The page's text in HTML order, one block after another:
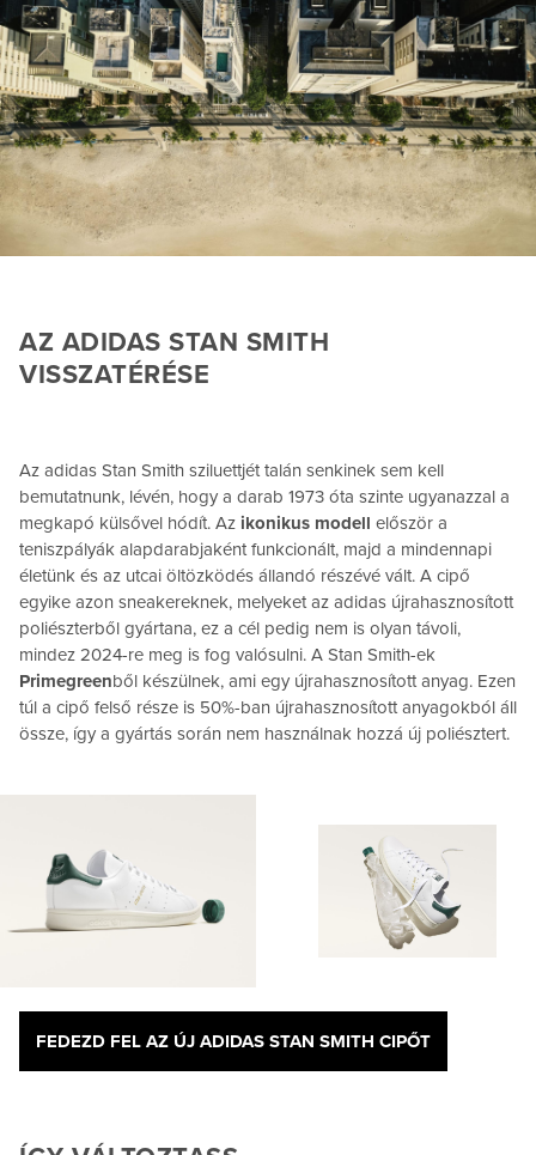
AZ ADIDAS STAN SMITH
VISSZATÉRÉSE
Az adidas Stan Smith sziluettjét talán senkinek sem kell
bemutatnunk, lévén, hogy a darab 1973 óta szinte ugyanazzal a
megkapó külsővel hódít. Az ikonikus modell először a
teniszpályák alapdarabjaként funkcionált, majd a mindennapi
életünk és az utcai öltözködés állandó részévé vált. A cipő
egyike azon sneakereknek, melyeket az adidas újrahasznosított
poliészterből gyártana, ez a cél pedig nem is olyan távoli,
mindez 2024-re meg is fog valósulni. A Stan Smith-ek
Primegreenből készülnek, ami egy újrahasznosított anyag. Ezen
túl a cipő felső része is 50%-ban újrahasznosított anyagokból áll
össze, így a gyártás során nem használnak hozzá új poliésztert.
FEDEZD FEL AZ ÚJ ADIDAS STAN SMITH CIPŐT